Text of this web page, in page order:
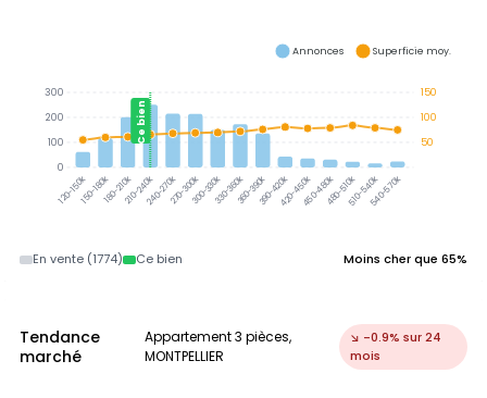
120-150k150-180k180-210k210-240k240-270k270-300k300-330k330-360k360-390k390-420k420-450k450-480k480-510k510-540k540-570k
Ce bien
150
100
50
300
200
100
0
Annonces Superficie moy.
En vente (1774) Ce bien Moins cher que 65%
Tendance
marché
Appartement 3 pièces,
MONTPELLIER
↘ -0.9% sur 24
mois